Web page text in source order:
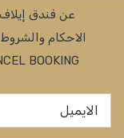
عن فندق
الاحكام والشروط
BOOKING